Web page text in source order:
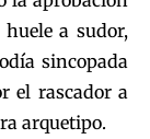
a sudor,
sincopada
el rascador a
arquetipo.